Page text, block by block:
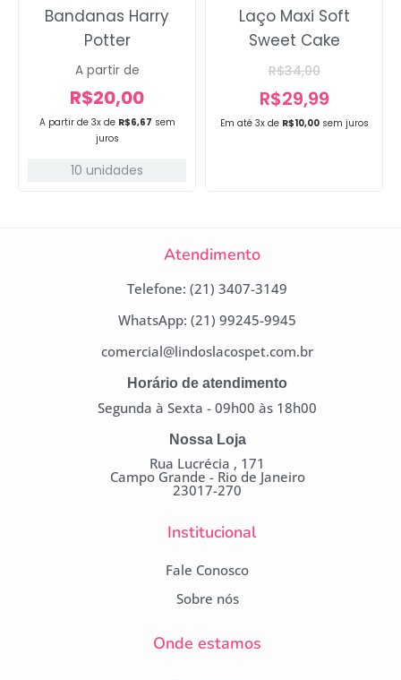
A partir de 3x de R$6,67 sem
juros
Bandanas Harry
Potter
A partir de
R$20,00
10 unidades
Em até 3x de R$10,00 sem juros
Laço Maxi Soft
Sweet Cake
R$34,00
R$29,99
Atendimento
Telefone: (21) 3407-3149
WhatsApp: (21) 99245-9945
comercial@lindoslacospet.com.br
Horário de atendimento
Segunda à Sexta - 09h00 às 18h00
Nossa Loja
Rua Lucrécia , 171
Campo Grande - Rio de Janeiro
23017-270
Institucional
Fale Conosco
Sobre nós
Onde estamos